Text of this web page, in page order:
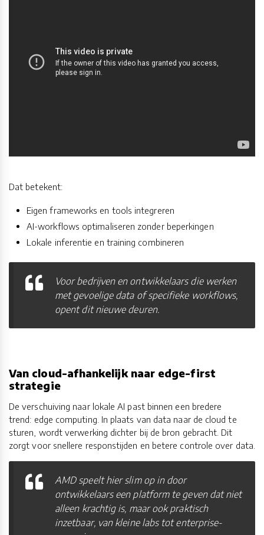
Dat betekent:
Eigen frameworks en tools integreren
AI-workflows optimaliseren zonder beperkingen
Lokale inferentie en training combineren
Voor bedrijven en ontwikkelaars die werken
met gevoelige data of specifieke workflows,
opent dit nieuwe deuren.
Van cloud-afhankelijk naar edge-first
strategie
De verschuiving naar lokale AI past binnen een bredere
trend: edge computing. In plaats van data naar de cloud te
sturen, wordt verwerking dichter bij de bron gebracht. Dit
zorgt voor snellere responstijden en betere controle over data.
AMD speelt hier slim op in door
ontwikkelaars een platform te geven dat niet
alleen krachtig is, maar ook praktisch
inzetbaar, van kleine labs tot enterprise-